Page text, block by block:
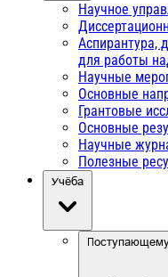
Научное
Аспирантура,
для работы
Научные
Основные
Грантовые
Основные
Научные
Полезные
Учёба